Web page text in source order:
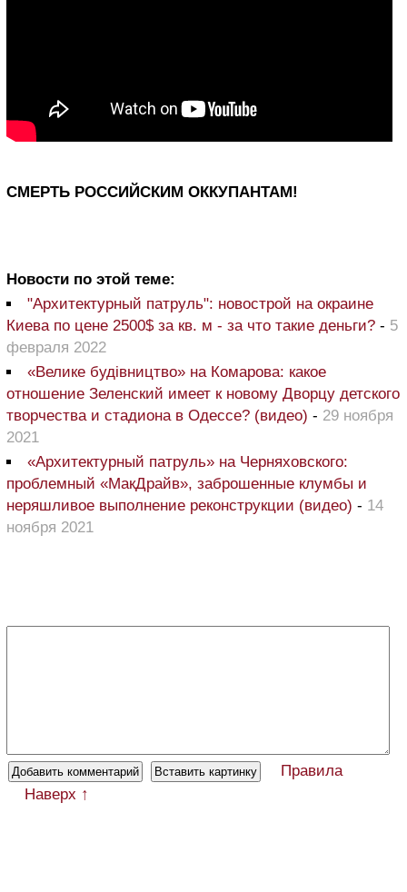
СМЕРТЬ РОССИЙСКИМ ОККУПАНТАМ!
Новости по этой теме:
"Архитектурный патруль": новострой на окраине
Киева по цене 2500$ за кв. м - за что такие деньги? - 5
февраля 2022
«Велике будівництво» на Комарова: какое
отношение Зеленский имеет к новому Дворцу детского
творчества и стадиона в Одессе? (видео) - 29 ноября
2021
«Архитектурный патруль» на Черняховского:
проблемный «МакДрайв», заброшенные клумбы и
неряшливое выполнение реконструкции (видео) - 14
ноября 2021
Правила
Наверх ↑